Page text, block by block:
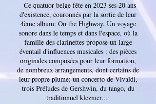
Ce quatuor belge fête en 2023 ses 20 ans
d'existence, couronnés par la sortie de leur
4ème album: On the Highway. Un voyage
sonore dans le temps et dans l'espace, où la
famille des clarinettes propose un large
éventail d'influences musicales : des pièces
originales composées pour leur formation,
de nombreux arrangements, dont certains de
leur propre plume; un concerto de Vivaldi,
trois Préludes de Gershwin, du tango, du
traditionnel klezmer...